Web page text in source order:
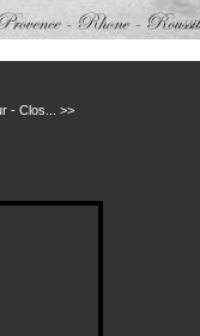
- Clos... >>